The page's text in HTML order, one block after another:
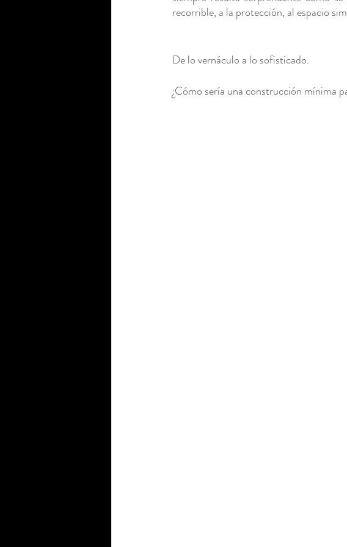
recorrible, a la protección, al espacio
De lo vernáculo a lo sofisticado.
¿Cómo sería una construcción mínima